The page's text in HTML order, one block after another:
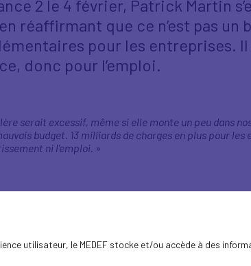
2 le 4 février, Patrick Martin
réaffirmant que ce n’est pas un
pour les entreprises. Il
donc pour l’emploi.
serait excessif, même si elle monte un peu dans
budget. 13 milliards de charges en plus pour
ni l'emploi. »
alors qu'on est déjà à un record mondial. Ce
utilisateur, le MEDEF stocke et/ou accède à des